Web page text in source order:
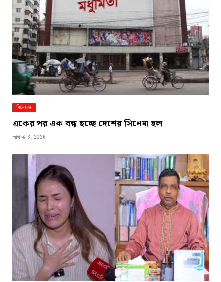
বিনোদন
একের পর এক বন্ধ হচ্ছে দেশের সিনেমা হল
আগস্ট 3, 2026